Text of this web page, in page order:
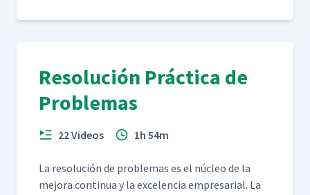
Resolución Práctica de
Problemas
22 Videos 1h 54m
La res­olu­ción de prob­le­mas es el núcleo de la
mejo­ra con­tin­ua y la exce­len­cia empre­sar­i­al. La